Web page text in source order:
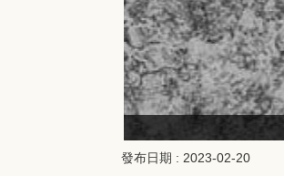
發布日期 : 2023-02-20